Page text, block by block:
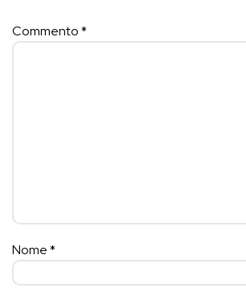
Commento*
Nome*